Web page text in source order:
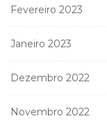
Fevereiro 2023
Janeiro 2023
Dezembro 2022
Novembro 2022